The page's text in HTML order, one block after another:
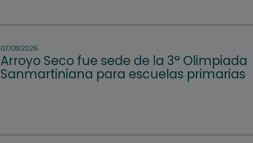
07/08/2026
Arroyo Seco fue sede de la 3° Olimpiada
Sanmartiniana para escuelas primarias